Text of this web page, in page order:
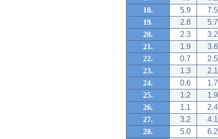
18.
5.9
7.5
19.
2.8
5.7
20.
2.3
3.2
21.
1.9
3.6
22.
0.7
2.5
23.
1.3
2.1
24.
0.6
1.7
25.
1.2
1.9
26.
1.1
2.4
27.
3.2
4.1
28.
5.0
6.2